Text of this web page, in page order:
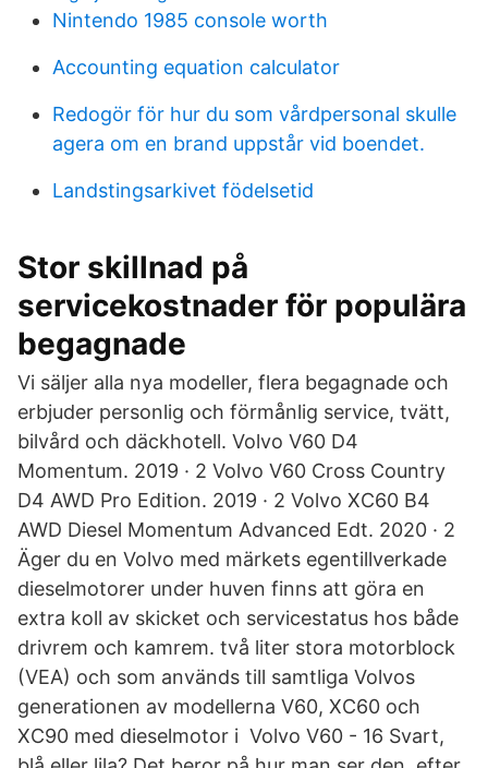
Nintendo 1985 console worth
Accounting equation calculator
Redogör för hur du som vårdpersonal skulle
agera om en brand uppstår vid boendet.
Landstingsarkivet födelsetid
Stor skillnad på
servicekostnader för populära
begagnade
Vi säljer alla nya modeller, flera begagnade och
erbjuder personlig och förmånlig service, tvätt,
bilvård och däckhotell. Volvo V60 D4
Momentum. 2019 · 2 Volvo V60 Cross Country
D4 AWD Pro Edition. 2019 · 2 Volvo XC60 B4
AWD Diesel Momentum Advanced Edt. 2020 · 2
Äger du en Volvo med märkets egentillverkade
dieselmotorer under huven finns att göra en
extra koll av skicket och servicestatus hos både
drivrem och kamrem. två liter stora motorblock
(VEA) och som används till samtliga Volvos
generationen av modellerna V60, XC60 och
XC90 med dieselmotor i Volvo V60 - 16 Svart,